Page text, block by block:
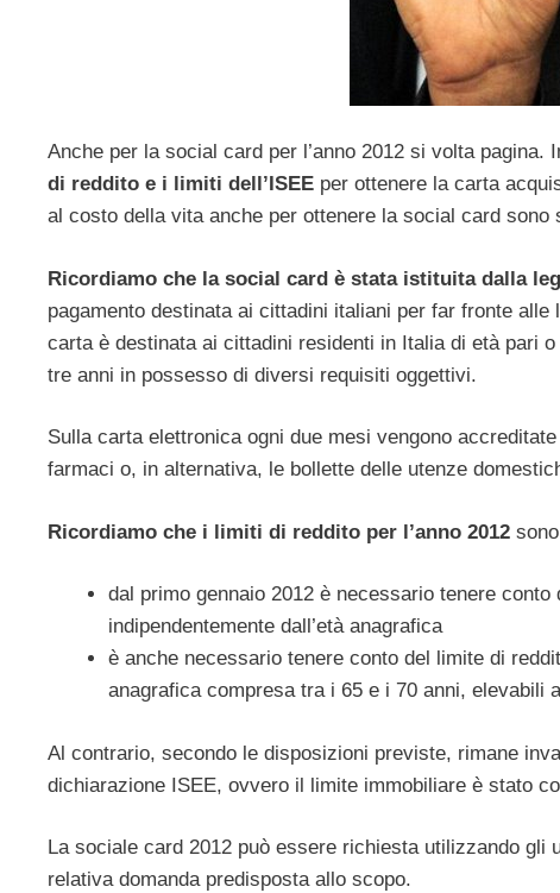
Anche per la social card per l’anno 2012 si volta
di reddito e i limiti dell’ISEE per ottenere la carta
al costo della vita anche per ottenere la social card
Ricordiamo che la social card è stata istituita dalla
pagamento destinata ai cittadini italiani per far fronte
carta è destinata ai cittadini residenti in Italia di età pari
tre anni in possesso di diversi requisiti oggettivi.
Sulla carta elettronica ogni due mesi vengono
farmaci o, in alternativa, le bollette delle utenze
Ricordiamo che i limiti di reddito per l’anno 2012
dal primo gennaio 2012 è necessario tenere conto
indipendentemente dall’età anagrafica
è anche necessario tenere conto del limite di
anagrafica compresa tra i 65 e i 70 anni, elevabili
Al contrario, secondo le disposizioni previste, rimane
dichiarazione ISEE, ovvero il limite immobiliare è stato
La sociale card 2012 può essere richiesta utilizzando
relativa domanda predisposta allo scopo.